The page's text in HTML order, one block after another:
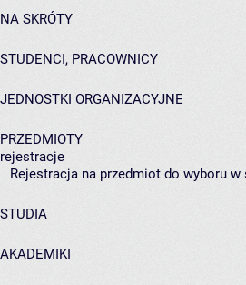
NA SKRÓTY
STUDENCI, PRACOWNICY
JEDNOSTKI ORGANIZACYJNE
PRZEDMIOTY
rejestracje
Rejestracja na przedmiot do wyboru
STUDIA
AKADEMIKI